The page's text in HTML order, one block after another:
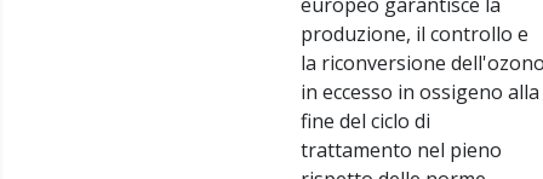
produzione, il controllo e
la riconversione
in eccesso in ossigeno alla
fine del ciclo di
trattamento nel pieno